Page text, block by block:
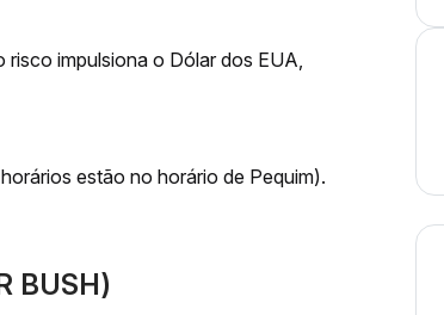
impulsiona o Dólar dos EUA,
estão no horário de Pequim).
BUSH)